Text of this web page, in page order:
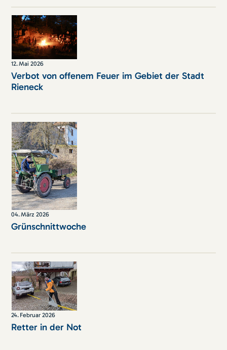
12.Mai 2026
Verbot von offenem Feuer im Gebiet der Stadt
Rieneck
04.März 2026
Grünschnittwoche
24. Februar 2026
Retter in der Not